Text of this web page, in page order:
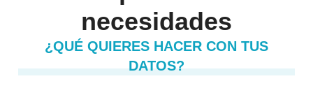
necesidades
¿QUÉ QUIERES HACER CON TUS
DATOS?